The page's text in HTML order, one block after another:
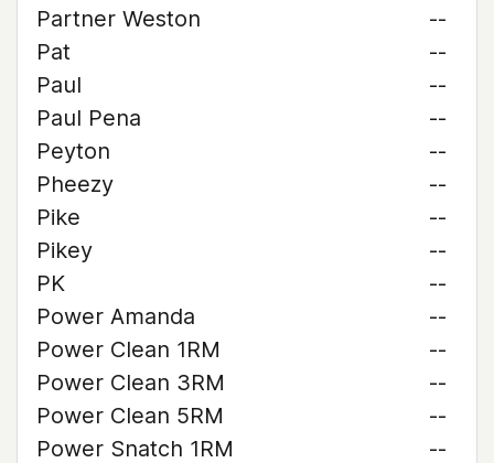
Partner Weston
--
Pat
--
Paul
--
Paul Pena
--
Peyton
--
Pheezy
--
Pike
--
Pikey
--
PK
--
Power Amanda
--
Power Clean 1RM
--
Power Clean 3RM
--
Power Clean 5RM
--
Power Snatch 1RM
--